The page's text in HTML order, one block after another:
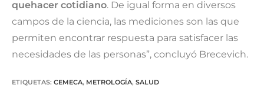
quehacer cotidiano. De igual forma en diversos
campos de la ciencia, las mediciones son las que
permiten encontrar respuesta para satisfacer las
necesidades de las personas”, concluyó Brecevich.
ETIQUETAS: CEMECA, METROLOGÍA, SALUD